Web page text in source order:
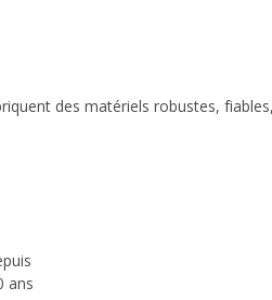
des matériels robustes,
ans